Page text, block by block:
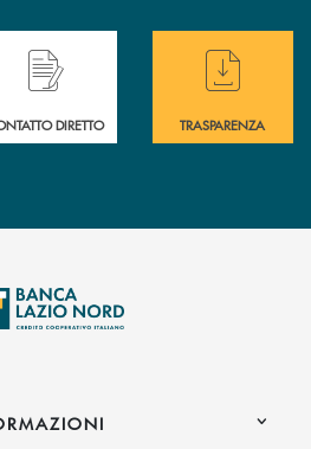
bisogno di assistenza immediata ?
DIRETTO
Hai bisogno di
TRASPARENZA